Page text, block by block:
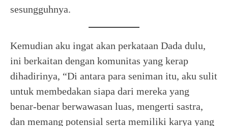
sesungguhnya.
Kemudian aku ingat akan perkataan Dada dulu,
ini berkaitan dengan komunitas yang kerap
dihadirinya, “Di antara para seniman itu, aku sulit
untuk membedakan siapa dari mereka yang
benar-benar berwawasan luas, mengerti sastra,
dan memang potensial serta memiliki karya yang